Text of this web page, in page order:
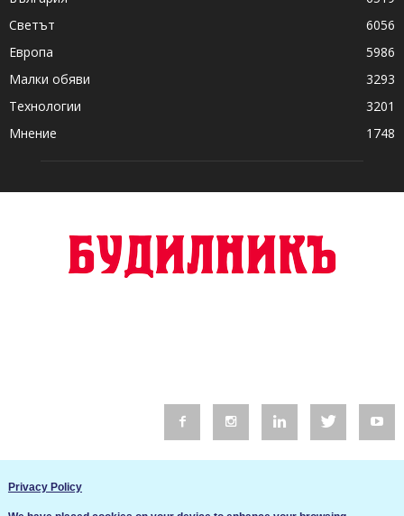
Светът
6056
Европа
5986
Малки обяви
3293
Технологии
3201
Мнение
1748
Privacy Policy